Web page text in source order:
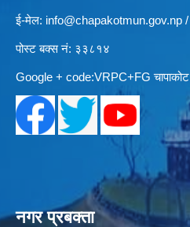
ई-मेल: info@chapakotmun.gov.np /
पोस्ट बक्स नं: ३३८१४
Google + code:VRPC+FG चापाकोट
नगर प्रबक्ता